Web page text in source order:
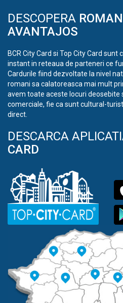
DESCOPERA
AVANTAJOS
BCR City Card si Top City Card
instant in reteaua de parteneri ce
Cardurile fiind dezvoltate la nivel
romani sa calatoreasca mai mult
avem toate aceste locuri deosebite
comerciale, fie ca sunt cultural-
direct.
DESCARCA
CARD